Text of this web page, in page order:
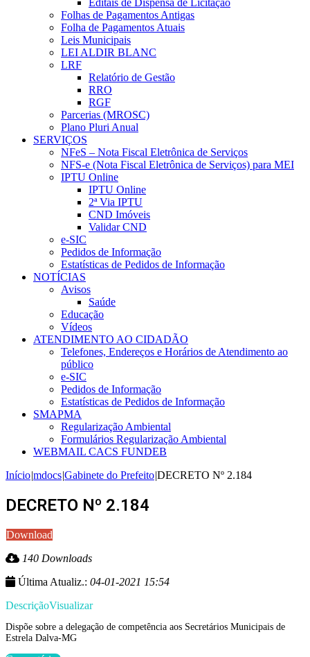
Editais de Dispensa de Licitação
Folhas de Pagamentos Antigas
Folha de Pagamentos Atuais
Leis Municipais
LEI ALDIR BLANC
LRF
Relatório de Gestão
RRO
RGF
Parcerias (MROSC)
Plano Pluri Anual
SERVIÇOS
NFeS – Nota Fiscal Eletrônica de Serviços
NFS-e (Nota Fiscal Eletrônica de Serviços) para MEI
IPTU Online
IPTU Online
2ª Via IPTU
CND Imóveis
Validar CND
e-SIC
Pedidos de Informação
Estatísticas de Pedidos de Informação
NOTÍCIAS
Avisos
Saúde
Educação
Vídeos
ATENDIMENTO AO CIDADÃO
Telefones, Endereços e Horários de Atendimento ao
público
e-SIC
Pedidos de Informação
Estatísticas de Pedidos de Informação
SMAPMA
Regularização Ambiental
Formulários Regularização Ambiental
WEBMAIL CACS FUNDEB
Início|mdocs|Gabinete do Prefeito|DECRETO Nº 2.184
DECRETO Nº 2.184
Download
140 Downloads
Última Atualiz.: 04-01-2021 15:54
DescriçãoVisualizar
Dispõe sobre a delegação de competência aos Secretários Municipais de
Estrela Dalva-MG